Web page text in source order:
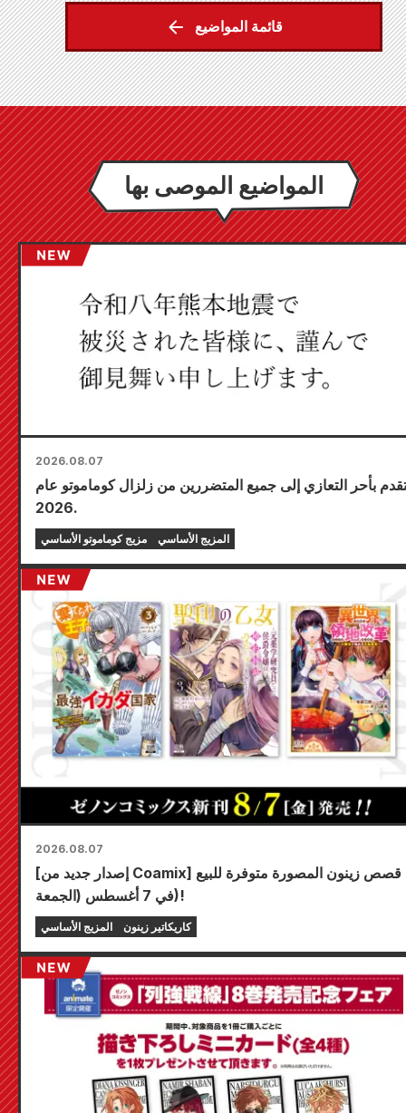
قائمة المواضيع
المواضيع الموصى بها
2026.08.07
بأحر التعازي إلى جميع المتضررين من زلزال كوماموتو عام
2026.
مزيج كوماموتو الأساسي المزيج الأساسي
2026.08.07
[إصدار جديد من Coamix] قصص زينون المصورة متوفرة للبيع
في 7 أغسطس (الجمعة)!
المزيج الأساسي كاريكاتير زينون